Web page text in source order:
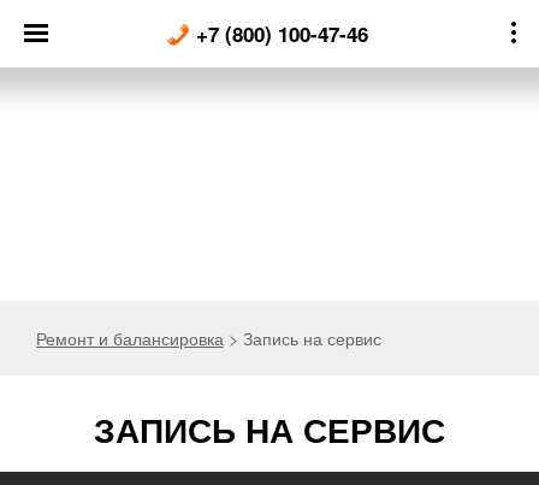
content
+7 (800) 100-47-46
Ремонт и балансировка > Запись на сервис
ЗАПИСЬ НА СЕРВИС